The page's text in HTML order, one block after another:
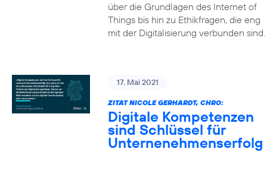
über die Grundlagen des Internet of
Things bis hin zu Ethikfragen, die eng
mit der Digitalisierung verbunden sind.
17. Mai 2021
ZITAT NICOLE GERHARDT, CHRO:
Digitale Kompetenzen
sind Schlüssel für
Unternenehmenserfolg